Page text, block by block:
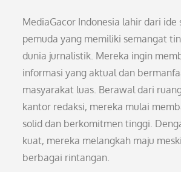
MediaGacor Indonesia lahir dari ide
pemuda yang memiliki semangat
dunia jurnalistik. Mereka ingin
informasi yang aktual dan
masyarakat luas. Berawal dari
kantor redaksi, mereka mulai
solid dan berkomitmen tinggi.
kuat, mereka melangkah maju
berbagai rintangan.